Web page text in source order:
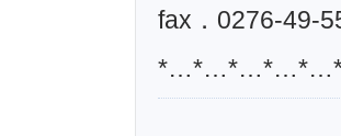
fax．0276-49-